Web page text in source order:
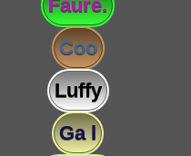
Faure.
Coo
Luffy
Ga l